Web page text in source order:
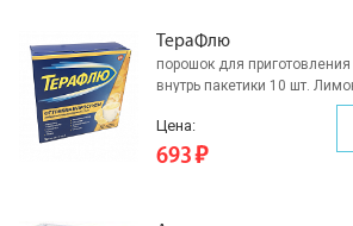
ТераФлю
порошок для
внутрь пакетики 10 шт.
Цена:
693